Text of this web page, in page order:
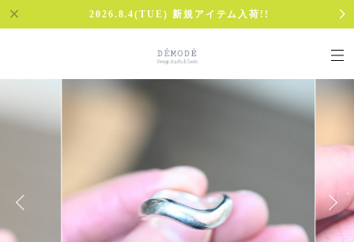
2026.8.4(TUE) 新規アイテム入荷!!